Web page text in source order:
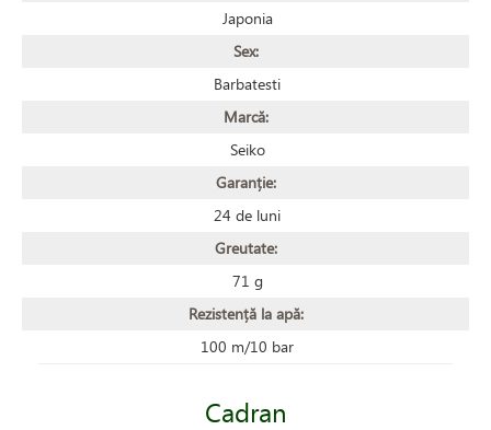
Japonia
Sex:
Barbatesti
Marcă:
Seiko
Garanție:
24 de luni
Greutate:
71 g
Rezistență la apă:
100 m/10 bar
Cadran